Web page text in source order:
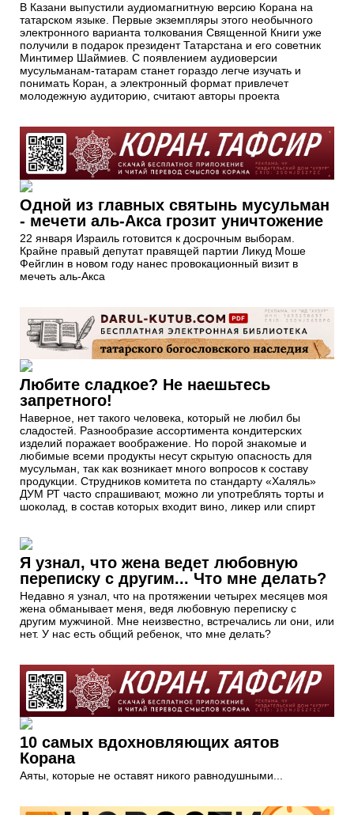
В Казани выпустили аудиомагнитную версию Корана на
татарском языке. Первые экземпляры этого необычного
электронного варианта толкования Священной Книги уже
получили в подарок президент Татарстана и его советник
Минтимер Шаймиев. С появлением аудиоверсии
мусульманам-татарам станет гораздо легче изучать и
понимать Коран, а электронный формат привлечет
молодежную аудиторию, считают авторы проекта
Одной из главных святынь мусульман
- мечети аль-Акса грозит уничтожение
22 января Израиль готовится к досрочным выборам.
Крайне правый депутат правящей партии Ликуд Моше
Фейглин в новом году нанес провокационный визит в
мечеть аль-Акса
Любите сладкое? Не наешьтесь
запретного!
Наверное, нет такого человека, который не любил бы
сладостей. Разнообразие ассортимента кондитерских
изделий поражает воображение. Но порой знакомые и
любимые всеми продукты несут скрытую опасность для
мусульман, так как возникает много вопросов к составу
продукции. Струдников комитета по стандарту «Халяль»
ДУМ РТ часто спрашивают, можно ли употреблять торты и
шоколад, в состав которых входит вино, ликер или спирт
Я узнал, что жена ведет любовную
переписку с другим... Что мне делать?
Недавно я узнал, что на протяжении четырех месяцев моя
жена обманывает меня, ведя любовную переписку с
другим мужчиной. Мне неизвестно, встречались ли они, или
нет. У нас есть общий ребенок, что мне делать?
10 самых вдохновляющих аятов
Корана
Аяты, которые не оставят никого равнодушными...